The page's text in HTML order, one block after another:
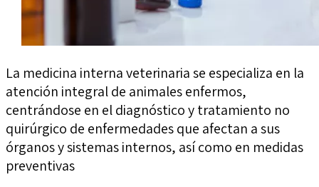
La medicina interna veterinaria se especializa en la
atención integral de animales enfermos,
centrándose en el diagnóstico y tratamiento no
quirúrgico de enfermedades que afectan a sus
órganos y sistemas internos, así como en medidas
preventivas